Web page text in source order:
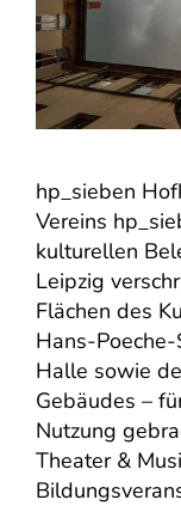
hp_sieben
Vereins
kulturellen
Leipzig
Flächen des
Hans-
Halle sowie
Gebäudes –
Nutzung
Theater &